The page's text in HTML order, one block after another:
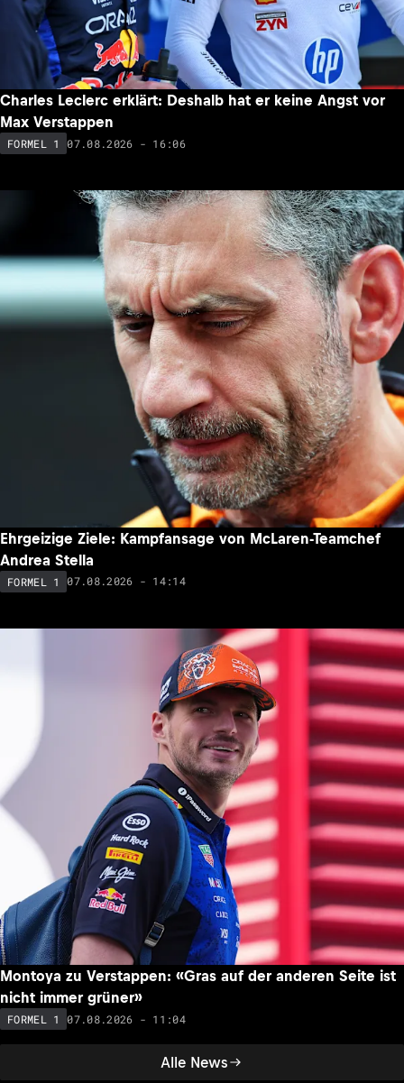
Alle News
Charles Leclerc erklärt: Deshalb hat er keine Angst vor
Max Verstappen
FORMEL 1 07.08.2026 - 16:06
Ehrgeizige Ziele: Kampfansage von McLaren-Teamchef
Andrea Stella
FORMEL 1 07.08.2026 - 14:14
Montoya zu Verstappen: «Gras auf der anderen Seite ist
nicht immer grüner»
FORMEL 1 07.08.2026 - 11:04